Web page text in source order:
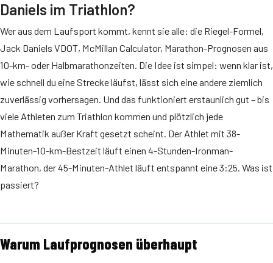
Daniels im Triathlon?
Wer aus dem Laufsport kommt, kennt sie alle: die Riegel-Formel,
Jack Daniels VDOT, McMillan Calculator, Marathon-Prognosen aus
10-km- oder Halbmarathonzeiten. Die Idee ist simpel: wenn klar ist,
wie schnell du eine Strecke läufst, lässt sich eine andere ziemlich
zuverlässig vorhersagen. Und das funktioniert erstaunlich gut – bis
viele Athleten zum Triathlon kommen und plötzlich jede
Mathematik außer Kraft gesetzt scheint. Der Athlet mit 38-
Minuten-10-km-Bestzeit läuft einen 4-Stunden-Ironman-
Marathon, der 45-Minuten-Athlet läuft entspannt eine 3:25. Was ist
passiert?
Warum Laufprognosen überhaupt